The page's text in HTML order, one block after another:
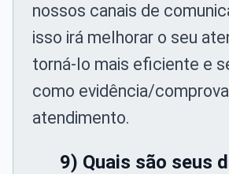
nossos canais de
isso irá melhorar o seu
torná-lo mais eficiente e
como evidência/
atendimento.
9) Quais são seus